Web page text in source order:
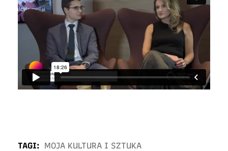
TAGI: MOJA KULTURA I SZTUKA